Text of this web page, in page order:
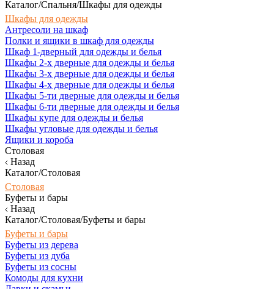
Каталог/Спальня/Шкафы для одежды
Шкафы для одежды
Антресоли на шкаф
Полки и ящики в шкаф для одежды
Шкаф 1-дверный для одежды и белья
Шкафы 2-х дверные для одежды и белья
Шкафы 3-х дверные для одежды и белья
Шкафы 4-х дверные для одежды и белья
Шкафы 5-ти дверные для одежды и белья
Шкафы 6-ти дверные для одежды и белья
Шкафы купе для одежды и белья
Шкафы угловые для одежды и белья
Ящики и короба
Столовая
Назад
Каталог/Столовая
Столовая
Буфеты и бары
Назад
Каталог/Столовая/Буфеты и бары
Буфеты и бары
Буфеты из дерева
Буфеты из дуба
Буфеты из сосны
Комоды для кухни